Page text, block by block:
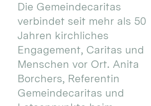
Die Gemeindecaritas
verbindet seit mehr als 50
Jahren kirchliches
Engagement, Caritas und
Menschen vor Ort. Anita
Borchers, Referentin
Gemeindecaritas und